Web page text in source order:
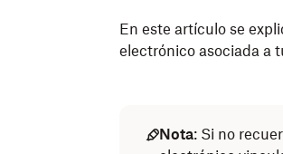
En este artículo se
electrónico asociada a
Nota: Si no